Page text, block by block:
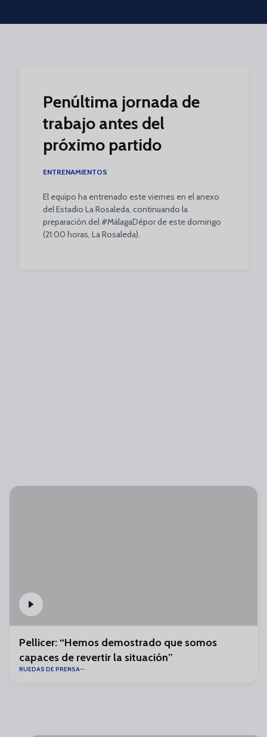
Skip to main content
Penúltima jornada de
trabajo antes del
próximo partido
ENTRENAMIENTOS
El equipo ha entrenado este viernes en el anexo
del Estadio La Rosaleda, continuando la
preparación del #MálagaDépor de este domingo
(21:00 horas, La Rosaleda).
Pellicer: “Hemos demostrado que somos
capaces de revertir la situación”
RUEDAS DE PRENSA